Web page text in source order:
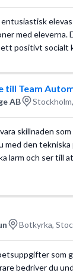
med eleverna.
positivt socialt
till Team
AB
skillnaden som
med den
larm och ser till
Botkyrka,
som
bedriver du